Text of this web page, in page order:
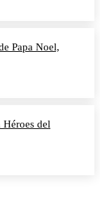
Papa Noel,
del